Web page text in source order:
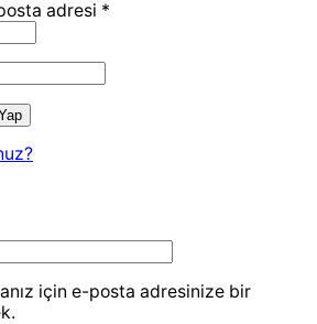
adresi *
için e-posta adresinize bir